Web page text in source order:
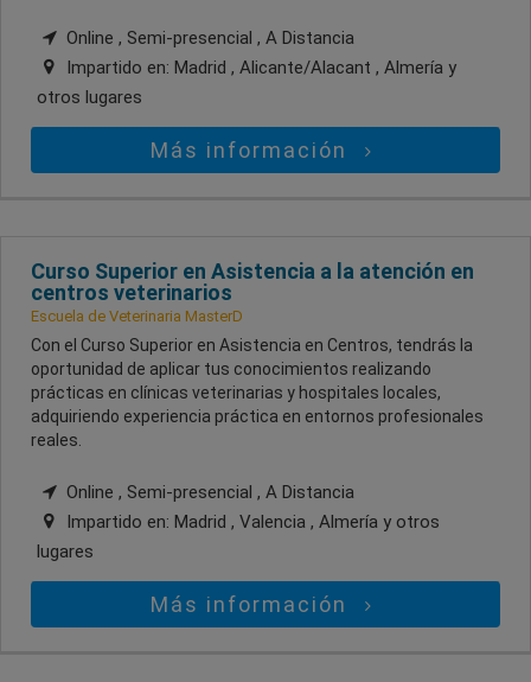
Online , Semi-presencial , A Distancia
Impartido en: Madrid , Alicante/Alacant , Almería y
otros lugares
Más información
Curso Superior en Asistencia a la atención en
centros veterinarios
Escuela de Veterinaria MasterD
Con el Curso Superior en Asistencia en Centros, tendrás la
oportunidad de aplicar tus conocimientos realizando
prácticas en clínicas veterinarias y hospitales locales,
adquiriendo experiencia práctica en entornos profesionales
reales.
Online , Semi-presencial , A Distancia
Impartido en: Madrid , Valencia , Almería y otros
lugares
Más información